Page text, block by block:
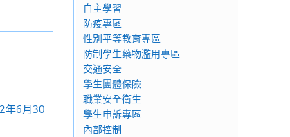
年6月30
自主學習
防疫專區
性別平等教育專區
防制學生藥物濫用專區
交通安全
學生團體保險
職業安全衛生
學生申訴專區
內部控制